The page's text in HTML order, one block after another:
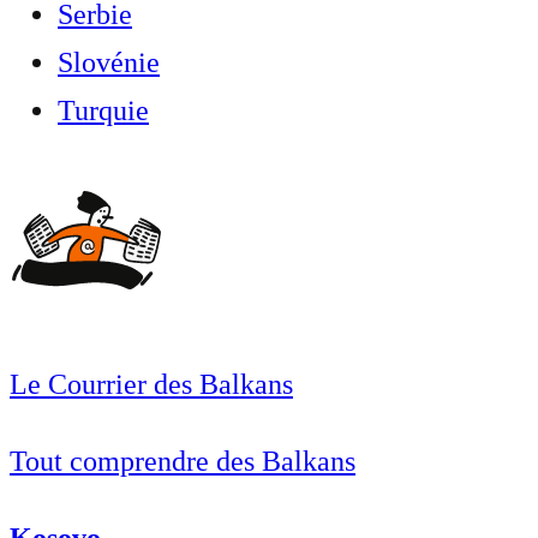
Serbie
Slovénie
Turquie
Le Courrier des Balkans
Tout comprendre des Balkans